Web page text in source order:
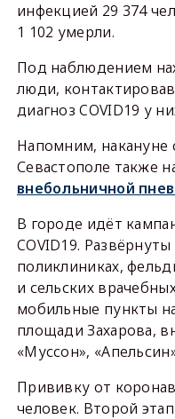
инфекцией 29 374
1 102 умерли.
Под наблюдением
люди,
диагноз COVID19 у
Напомним, накануне
Севастополе также
внебольничной
В городе идёт
COVID19.
поликлиниках,
и сельских
мобильные пункты
площади Захарова,
«Муссон»,
Прививку от
человек. Второй